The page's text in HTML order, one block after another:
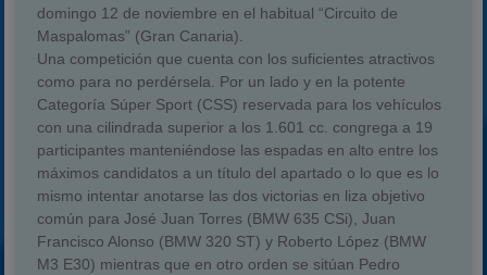
domingo 12 de noviembre en el habitual “Circuito de
Maspalomas” (Gran Canaria).
Una competición que cuenta con los suficientes atractivos
como para no perdérsela. Por un lado y en la potente
Categoría Súper Sport (CSS) reservada para los vehículos
con una cilindrada superior a los 1.601 cc. congrega a 19
participantes manteniéndose las espadas en alto entre los
máximos candidatos a un título del apartado o lo que es lo
mismo intentar anotarse las dos victorias en liza objetivo
común para José Juan Torres (BMW 635 CSi), Juan
Francisco Alonso (BMW 320 ST) y Roberto López (BMW
M3 E30) mientras que en otro orden se sitúan Pedro